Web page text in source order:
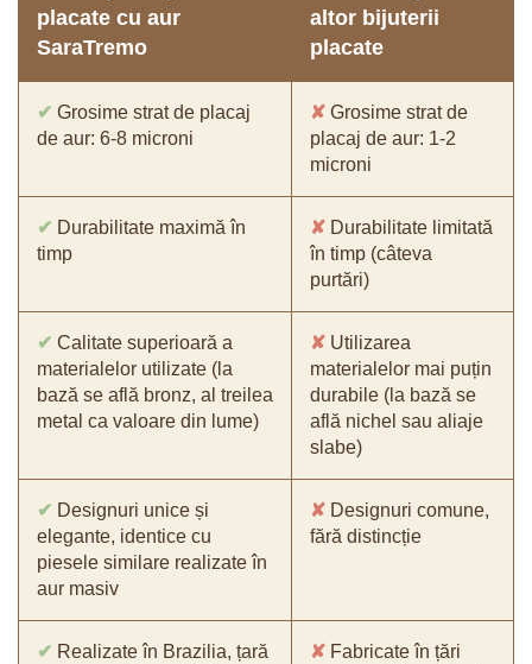
placate cu aur
SaraTremo
altor bijuterii
placate
✔ Grosime strat de placaj
de aur: 6-8 microni
✘ Grosime strat de
placaj de aur: 1-2
microni
✔ Durabilitate maximă în
timp
✘ Durabilitate limitată
în timp (câteva
purtări)
✔ Calitate superioară a
materialelor utilizate (la
bază se află bronz, al treilea
metal ca valoare din lume)
✘ Utilizarea
materialelor mai puțin
durabile (la bază se
află nichel sau aliaje
slabe)
✔ Designuri unice și
elegante, identice cu
piesele similare realizate în
aur masiv
✘ Designuri comune,
fără distincție
✔ Realizate în Brazilia, țară
✘ Fabricate în țări